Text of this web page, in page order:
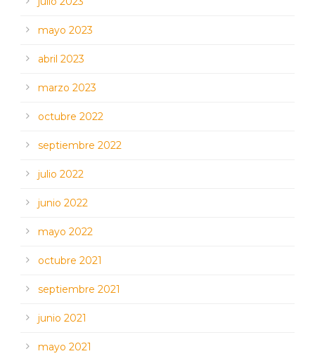
mayo 2023
abril 2023
marzo 2023
octubre 2022
septiembre 2022
julio 2022
junio 2022
mayo 2022
octubre 2021
septiembre 2021
junio 2021
mayo 2021